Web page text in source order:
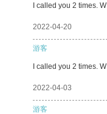
I called you 2 times. W
2022-04-20
游客
I called you 2 times. W
2022-04-03
游客